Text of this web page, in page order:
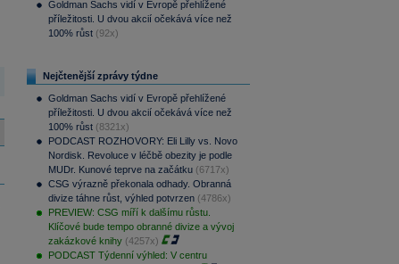
Goldman Sachs vidí v Evropě přehlížené
příležitosti. U dvou akcií očekává více než
100% růst (92x)
Nejčtenější zprávy týdne
Goldman Sachs vidí v Evropě přehlížené
příležitosti. U dvou akcií očekává více než
100% růst (8321x)
PODCAST ROZHOVORY: Eli Lilly vs. Novo
Nordisk. Revoluce v léčbě obezity je podle
MUDr. Kunové teprve na začátku (6717x)
CSG výrazně překonala odhady. Obranná
divize táhne růst, výhled potvrzen (4786x)
PREVIEW: CSG míří k dalšímu růstu.
Klíčové bude tempo obranné divize a vývoj
zakázkové knihy (4257x)
PODCAST Týdenní výhled: V centru